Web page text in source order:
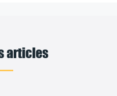
articles